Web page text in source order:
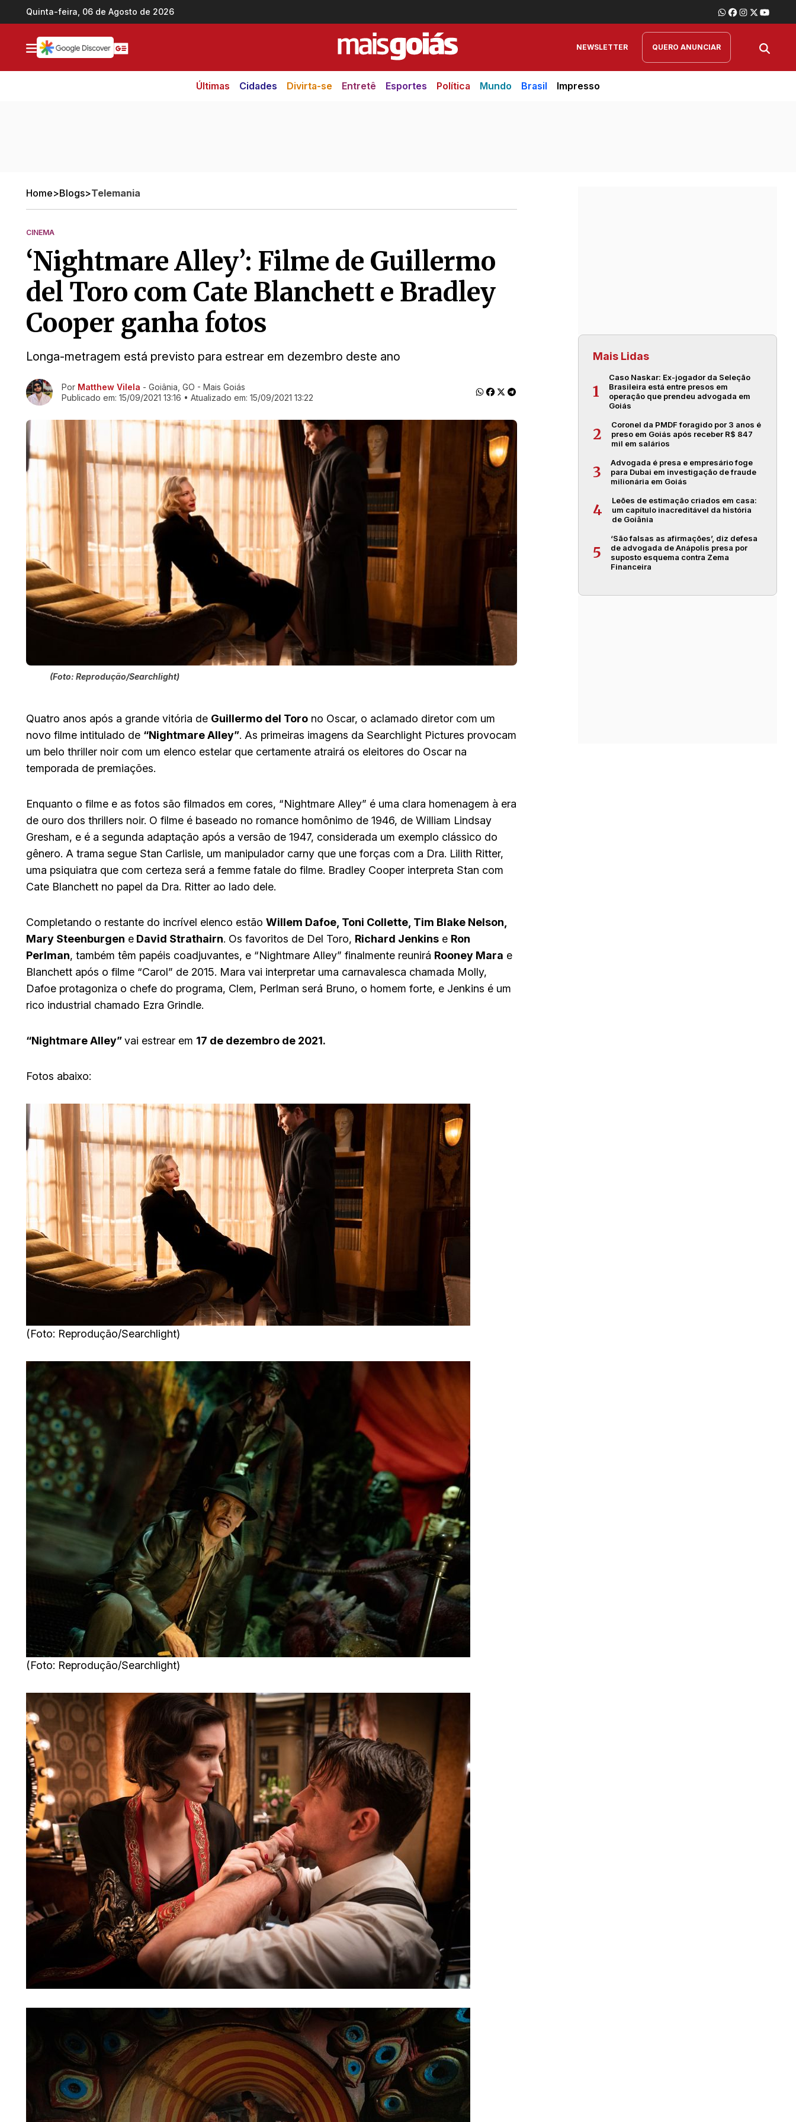
Ir direto pro conteúdo
Quinta-feira, 06 de Agosto de 2026
NEWSLETTER QUERO ANUNCIAR
Últimas Cidades Divirta-se Entretê Esportes Política Mundo Brasil Impresso
Home>Blogs>Telemania
CINEMA
‘Nightmare Alley’: Filme de Guillermo
del Toro com Cate Blanchett e Bradley
Cooper ganha fotos
Longa-metragem está previsto para estrear em dezembro deste ano
Ir direto pra matéria
Por Matthew Vilela - Goiânia, GO - Mais Goiás
Publicado em: 15/09/2021 13:16 • Atualizado em: 15/09/2021 13:22
(Foto: Reprodução/Searchlight)
Quatro anos após a grande vitória de Guillermo del Toro no Oscar, o aclamado diretor com um
novo filme intitulado de “Nightmare Alley”. As primeiras imagens da Searchlight Pictures provocam
um belo thriller noir com um elenco estelar que certamente atrairá os eleitores do Oscar na
temporada de premiações.
Enquanto o filme e as fotos são filmados em cores, “Nightmare Alley” é uma clara homenagem à era
de ouro dos thrillers noir. O filme é baseado no romance homônimo de 1946, de William Lindsay
Gresham, e é a segunda adaptação após a versão de 1947, considerada um exemplo clássico do
gênero. A trama segue Stan Carlisle, um manipulador carny que une forças com a Dra. Lilith Ritter,
uma psiquiatra que com certeza será a femme fatale do filme. Bradley Cooper interpreta Stan com
Cate Blanchett no papel da Dra. Ritter ao lado dele.
Completando o restante do incrível elenco estão Willem Dafoe, Toni Collette, Tim Blake Nelson,
Mary Steenburgen e David Strathairn. Os favoritos de Del Toro, Richard Jenkins e Ron
Perlman, também têm papéis coadjuvantes, e “Nightmare Alley” finalmente reunirá Rooney Mara e
Blanchett após o filme “Carol” de 2015. Mara vai interpretar uma carnavalesca chamada Molly,
Dafoe protagoniza o chefe do programa, Clem, Perlman será Bruno, o homem forte, e Jenkins é um
rico industrial chamado Ezra Grindle.
“Nightmare Alley”vai estrear em 17 de dezembro de 2021.
Fotos abaixo:
(Foto: Reprodução/Searchlight)
(Foto: Reprodução/Searchlight)
Mais Lidas
1
Caso Naskar: Ex-jogador da Seleção
Brasileira está entre presos em
operação que prendeu advogada em
Goiás
2
Coronel da PMDF foragido por 3 anos é
preso em Goiás após receber R$ 847
mil em salários
3
Advogada é presa e empresário foge
para Dubai em investigação de fraude
milionária em Goiás
4
Leões de estimação criados em casa:
um capítulo inacreditável da história
de Goiânia
5
‘São falsas as afirmações’, diz defesa
de advogada de Anápolis presa por
suposto esquema contra Zema
Financeira